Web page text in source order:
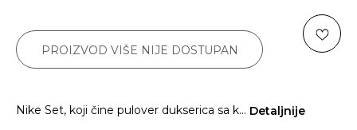
PROIZVOD VIŠE NIJE DOSTUPAN
Nike Set, koji čine pulover dukserica sa k... Detaljnije